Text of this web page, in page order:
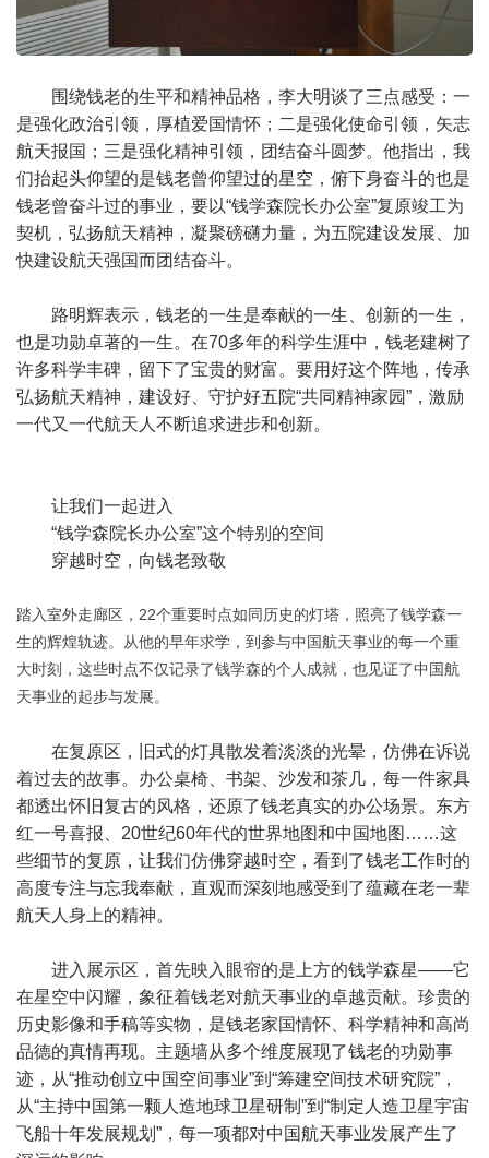
围绕钱老的生平和精神品格，李大明谈了三点感受：一
是强化政治引领，厚植爱国情怀；二是强化使命引领，矢志
航天报国；三是强化精神引领，团结奋斗圆梦。他指出，我
们抬起头仰望的是钱老曾仰望过的星空，俯下身奋斗的也是
钱老曾奋斗过的事业，要以“钱学森院长办公室”复原竣工为
契机，弘扬航天精神，凝聚磅礴力量，为五院建设发展、加
快建设航天强国而团结奋斗。
路明辉表示，钱老的一生是奉献的一生、创新的一生，
也是功勋卓著的一生。在70多年的科学生涯中，钱老建树了
许多科学丰碑，留下了宝贵的财富。要用好这个阵地，传承
弘扬航天精神，建设好、守护好五院“共同精神家园”，激励
一代又一代航天人不断追求进步和创新。
让我们一起进入
“钱学森院长办公室”这个特别的空间
穿越时空，向钱老致敬
踏入室外走廊区，22个重要时点如同历史的灯塔，照亮了钱学森一
生的辉煌轨迹。从他的早年求学，到参与中国航天事业的每一个重
大时刻，这些时点不仅记录了钱学森的个人成就，也见证了中国航
天事业的起步与发展。
在复原区，旧式的灯具散发着淡淡的光晕，仿佛在诉说
着过去的故事。办公桌椅、书架、沙发和茶几，每一件家具
都透出怀旧复古的风格，还原了钱老真实的办公场景。东方
红一号喜报、20世纪60年代的世界地图和中国地图……这
些细节的复原，让我们仿佛穿越时空，看到了钱老工作时的
高度专注与忘我奉献，直观而深刻地感受到了蕴藏在老一辈
航天人身上的精神。
进入展示区，首先映入眼帘的是上方的钱学森星——它
在星空中闪耀，象征着钱老对航天事业的卓越贡献。珍贵的
历史影像和手稿等实物，是钱老家国情怀、科学精神和高尚
品德的真情再现。主题墙从多个维度展现了钱老的功勋事
迹，从“推动创立中国空间事业”到“筹建空间技术研究院”，
从“主持中国第一颗人造地球卫星研制”到“制定人造卫星宇宙
飞船十年发展规划”，每一项都对中国航天事业发展产生了